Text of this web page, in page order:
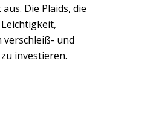
Die Plaids, die
und
investieren.